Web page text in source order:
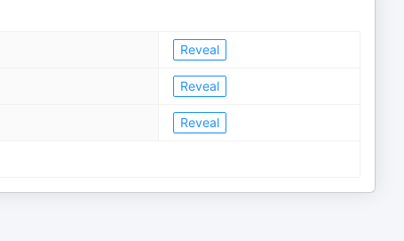
Reveal
Reveal
Reveal